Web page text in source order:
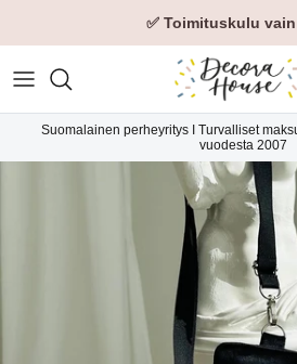
✅ Toimituskulu
Suomalainen perheyritys I Turvalliset
vuodesta 2007